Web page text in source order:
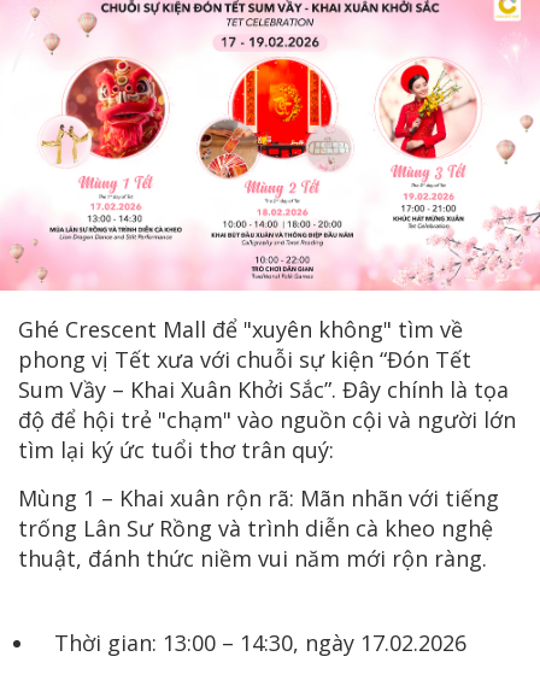
Ghé Crescent Mall để "xuyên không" tìm về
phong vị Tết xưa với chuỗi sự kiện “Đón Tết
Sum Vầy – Khai Xuân Khởi Sắc”. Đây chính là tọa
độ để hội trẻ "chạm" vào nguồn cội và người lớn
tìm lại ký ức tuổi thơ trân quý:
Mùng 1 – Khai xuân rộn rã: Mãn nhãn với tiếng
trống Lân Sư Rồng và trình diễn cà kheo nghệ
thuật, đánh thức niềm vui năm mới rộn ràng.
Thời gian: 13:00 – 14:30, ngày 17.02.2026